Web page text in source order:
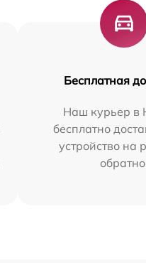
Бесплатная
Наш курьер в
бесплатно
устройство на